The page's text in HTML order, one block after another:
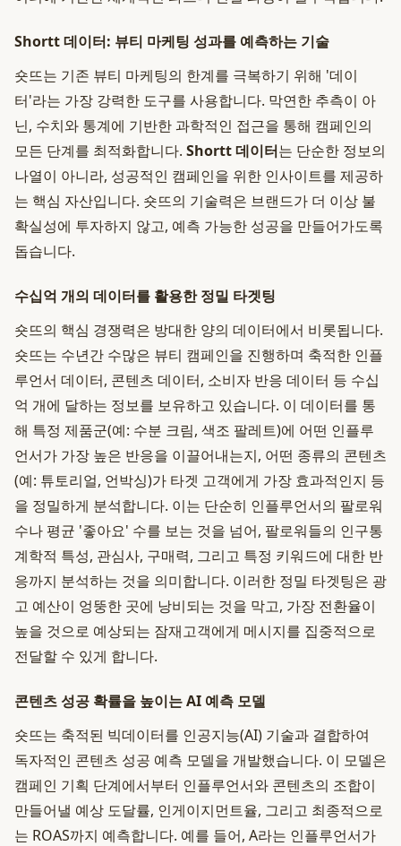
Shortt 데이터: 뷰티 마케팅 성과를 예측하는 기술
숏뜨는 기존 뷰티 마케팅의 한계를 극복하기 위해 '데이
터'라는 가장 강력한 도구를 사용합니다. 막연한 추측이 아
닌, 수치와 통계에 기반한 과학적인 접근을 통해 캠페인의
모든 단계를 최적화합니다. Shortt 데이터는 단순한 정보의
나열이 아니라, 성공적인 캠페인을 위한 인사이트를 제공하
는 핵심 자산입니다. 숏뜨의 기술력은 브랜드가 더 이상 불
확실성에 투자하지 않고, 예측 가능한 성공을 만들어가도록
돕습니다.
수십억 개의 데이터를 활용한 정밀 타겟팅
숏뜨의 핵심 경쟁력은 방대한 양의 데이터에서 비롯됩니다.
숏뜨는 수년간 수많은 뷰티 캠페인을 진행하며 축적한 인플
루언서 데이터, 콘텐츠 데이터, 소비자 반응 데이터 등 수십
억 개에 달하는 정보를 보유하고 있습니다. 이 데이터를 통
해 특정 제품군(예: 수분 크림, 색조 팔레트)에 어떤 인플루
언서가 가장 높은 반응을 이끌어내는지, 어떤 종류의 콘텐츠
(예: 튜토리얼, 언박싱)가 타겟 고객에게 가장 효과적인지 등
을 정밀하게 분석합니다. 이는 단순히 인플루언서의 팔로워
수나 평균 '좋아요' 수를 보는 것을 넘어, 팔로워들의 인구통
계학적 특성, 관심사, 구매력, 그리고 특정 키워드에 대한 반
응까지 분석하는 것을 의미합니다. 이러한 정밀 타겟팅은 광
고 예산이 엉뚱한 곳에 낭비되는 것을 막고, 가장 전환율이
높을 것으로 예상되는 잠재고객에게 메시지를 집중적으로
전달할 수 있게 합니다.
콘텐츠 성공 확률을 높이는 AI 예측 모델
숏뜨는 축적된 빅데이터를 인공지능(AI) 기술과 결합하여
독자적인 콘텐츠 성공 예측 모델을 개발했습니다. 이 모델은
캠페인 기획 단계에서부터 인플루언서와 콘텐츠의 조합이
만들어낼 예상 도달률, 인게이지먼트율, 그리고 최종적으로
는 ROAS까지 예측합니다. 예를 들어, A라는 인플루언서가